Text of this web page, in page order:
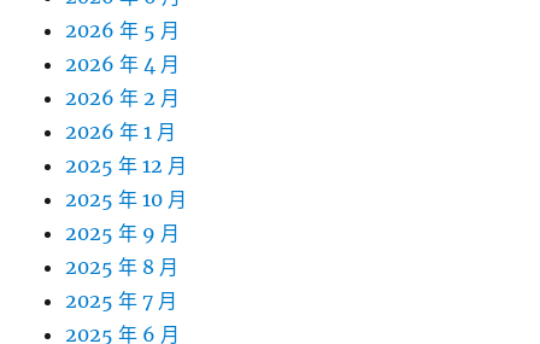
2026 年 5 月
2026 年 4 月
2026 年 2 月
2026 年 1 月
2025 年 12 月
2025 年 10 月
2025 年 9 月
2025 年 8 月
2025 年 7 月
2025 年 6 月